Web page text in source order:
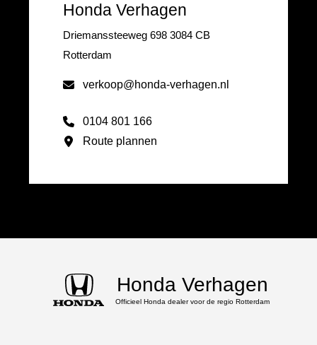
Honda Verhagen
Driemanssteeweg 698 3084 CB
Rotterdam
verkoop@honda-verhagen.nl
0104 801 166
Route plannen
Honda Verhagen
Officieel Honda dealer voor de regio Rotterdam